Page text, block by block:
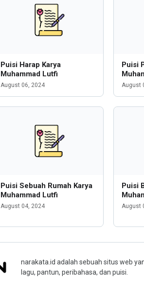
Puisi Harap Karya
Muhammad Lutfi
August 06, 2024
Puisi
August
Puisi Sebuah Rumah Karya
Muhammad Lutfi
August 04, 2024
Puisi
August
narakata.id adalah sebuah situs web
lagu, pantun, peribahasa, dan puisi.